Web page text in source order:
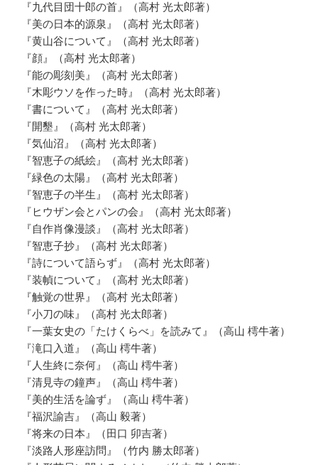
『九代目団十郎の首』（高村 光太郎著）
『美の日本的源泉』（高村 光太郎著）
『黄山谷について』（高村 光太郎著）
『顔』（高村 光太郎著）
『能の彫刻美』（高村 光太郎著）
『木彫ウソを作った時』（高村 光太郎著）
『書について』（高村 光太郎著）
『開墾』（高村 光太郎著）
『気仙沼』（高村 光太郎著）
『智恵子の紙絵』（高村 光太郎著）
『緑色の太陽』（高村 光太郎著）
『智恵子の半生』（高村 光太郎著）
『ヒウザン会とパンの会』（高村 光太郎著）
『自作肖像漫談』（高村 光太郎著）
『智恵子抄』（高村 光太郎著）
『詩について語らず』（高村 光太郎著）
『装幀について』（高村 光太郎著）
『触覚の世界』（高村 光太郎著）
『小刀の味』（高村 光太郎著）
『一葉女史の「たけくらべ」を読みて』（高山 樗牛著）
『滝口入道』（高山 樗牛著）
『人生終に奈何』（高山 樗牛著）
『清見寺の鐘声』（高山 樗牛著）
『美的生活を論ず』（高山 樗牛著）
『福沢諭吉』（高山 毅著）
『将来の日本』（田口 卯吉著）
『淡路人形座訪問』（竹内 勝太郎著）